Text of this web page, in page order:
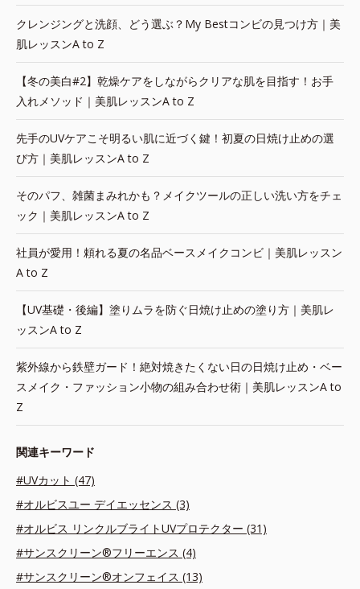
クレンジングと洗顔、どう選ぶ？My Bestコンビの見つけ方｜美
肌レッスンA to Z
【冬の美白#2】乾燥ケアをしながらクリアな肌を目指す！お手
入れメソッド｜美肌レッスンA to Z
先手のUVケアこそ明るい肌に近づく鍵！初夏の日焼け止めの選
び方｜美肌レッスンA to Z
そのパフ、雑菌まみれかも？メイクツールの正しい洗い方をチェ
ック｜美肌レッスンA to Z
社員が愛用！頼れる夏の名品ベースメイクコンビ｜美肌レッスン
A to Z
【UV基礎・後編】塗りムラを防ぐ日焼け止めの塗り方｜美肌レ
ッスンA to Z
紫外線から鉄壁ガード！絶対焼きたくない日の日焼け止め・ベー
スメイク・ファッション小物の組み合わせ術｜美肌レッスンA to
Z
関連キーワード
#UVカット (47)
#オルビスユー デイエッセンス (3)
#オルビス リンクルブライトUVプロテクター (31)
#サンスクリーン®フリーエンス (4)
#サンスクリーン®オンフェイス (13)